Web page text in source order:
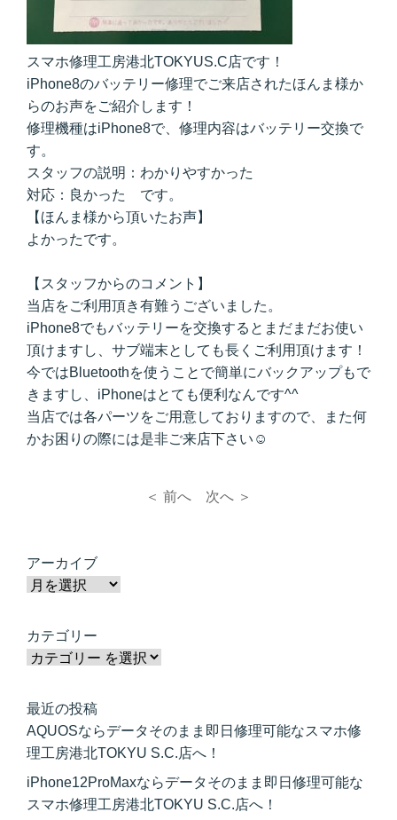
スマホ修理工房港北TOKYUS.C店です！
iPhone8のバッテリー修理でご来店されたほんま様か
らのお声をご紹介します！
修理機種はiPhone8で、修理内容はバッテリー交換で
す。
スタッフの説明：わかりやすかった
対応：良かった です。
【ほんま様から頂いたお声】
よかったです。
【スタッフからのコメント】
当店をご利用頂き有難うございました。
iPhone8でもバッテリーを交換するとまだまだお使い
頂けますし、サブ端末としても長くご利用頂けます！
今ではBluetoothを使うことで簡単にバックアップもで
きますし、iPhoneはとても便利なんです^^
当店では各パーツをご用意しておりますので、また何
かお困りの際には是非ご来店下さい☺
＜ 前へ 次へ ＞
アーカイブ
カテゴリー
最近の投稿
AQUOSならデータそのまま即日修理可能なスマホ修
理工房港北TOKYU S.C.店へ！
iPhone12ProMaxならデータそのまま即日修理可能な
スマホ修理工房港北TOKYU S.C.店へ！